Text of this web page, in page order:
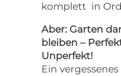
komplett in
Aber: Garten
bleiben –
Unperfekt!
Ein